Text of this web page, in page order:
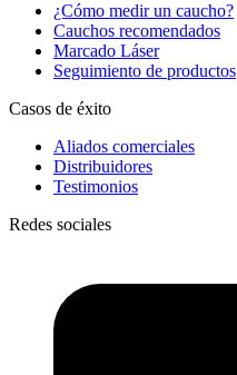
¿Cómo medir un caucho?
Cauchos recomendados
Marcado Láser
Seguimiento de productos
Casos de éxito
Aliados comerciales
Distribuidores
Testimonios
Redes sociales